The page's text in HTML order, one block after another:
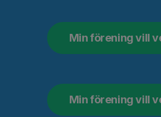
Min förening vill
Min förening vill